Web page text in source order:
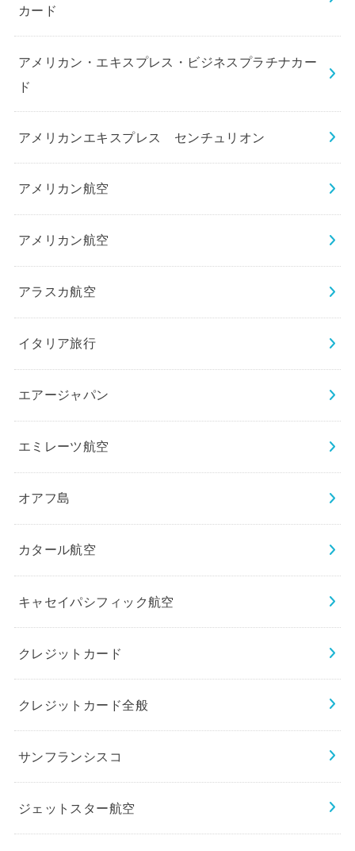
カード
アメリカン・エキスプレス・ビジネスプラチナカー
ド
アメリカンエキスプレス センチュリオン
アメリカン航空
アメリカン航空
アラスカ航空
イタリア旅行
エアージャパン
エミレーツ航空
オアフ島
カタール航空
キャセイパシフィック航空
クレジットカード
クレジットカード全般
サンフランシスコ
ジェットスター航空